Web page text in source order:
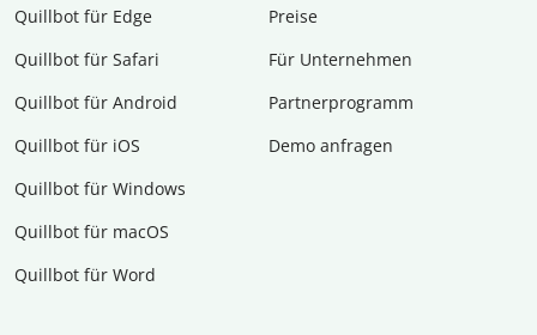
Quillbot für Edge
Quillbot für Safari
Quillbot für Android
Quillbot für iOS
Quillbot für Windows
Quillbot für macOS
Quillbot für Word
Preise
Für Unternehmen
Partnerprogramm
Demo anfragen